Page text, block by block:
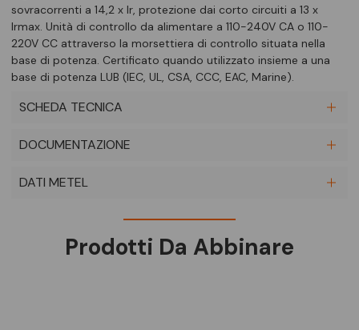
sovracorrenti a 14,2 x Ir, protezione dai corto circuiti a 13 x
Irmax. Unità di controllo da alimentare a 110-240V CA o 110-
220V CC attraverso la morsettiera di controllo situata nella
base di potenza. Certificato quando utilizzato insieme a una
base di potenza LUB (IEC, UL, CSA, CCC, EAC, Marine).
SCHEDA TECNICA
DOCUMENTAZIONE
DATI METEL
Prodotti Da Abbinare